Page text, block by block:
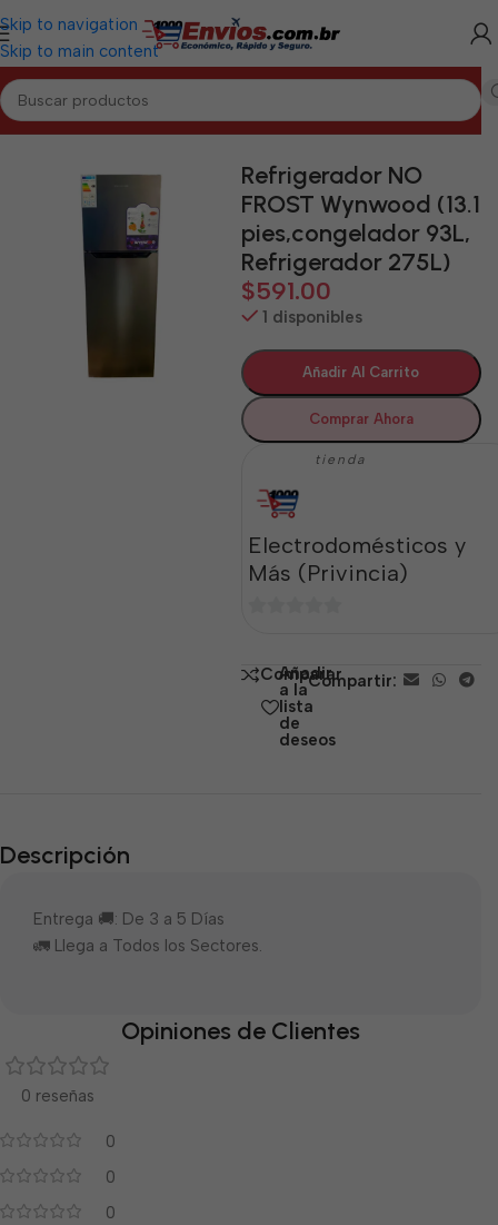
Skip to navigation
Skip to main content
Inicio/CIENFUEGOS/Electrodomésticos Cienfuegos
Refrigerador NO
FROST Wynwood (13.1
pies,congelador 93L,
Refrigerador 275L)
$591.00
1 disponibles
Añadir Al Carrito
Comprar Ahora
tienda
Electrodomésticos y
Más (Privincia)
5 Comparar
Añadir
a la
lista
de
deseos
Compartir:
Descripción
Entrega 🚚: De 3 a 5 Días
🚛 Llega a Todos los Sectores.
Opiniones de Clientes
0 reseñas
0
0
0